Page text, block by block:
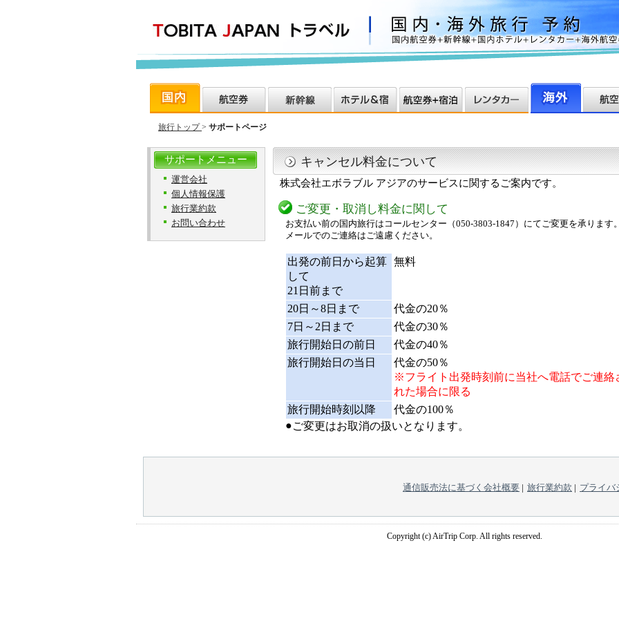
旅行トップ> サポートページ
サポートメニュー
運営会社
個人情報保護
旅行業約款
お問い合わせ
キャンセル料金について
株式会社エボラブル アジアのサービスに関するご案内です。
ご変更・取消し料金に関して
お支払い前の国内旅行はコールセンター（050-3803-1847）にてご変更を承ります
メールでのご連絡はご遠慮ください。
出発の前日から起算
して
21日前まで
無料
20日～8日まで
代金の20％
7日～2日まで
代金の30％
旅行開始日の前日
代金の40％
旅行開始日の当日
代金の50％
※フライト出発時刻前に当社へ電話でご連絡
れた場合に限る
旅行開始時刻以降
代金の100％
●ご変更はお取消の扱いとなります。
通信販売法に基づく会社概要 | 旅行業約款 | プライバ
Copyright (c) AirTrip Corp. All rights reserved.